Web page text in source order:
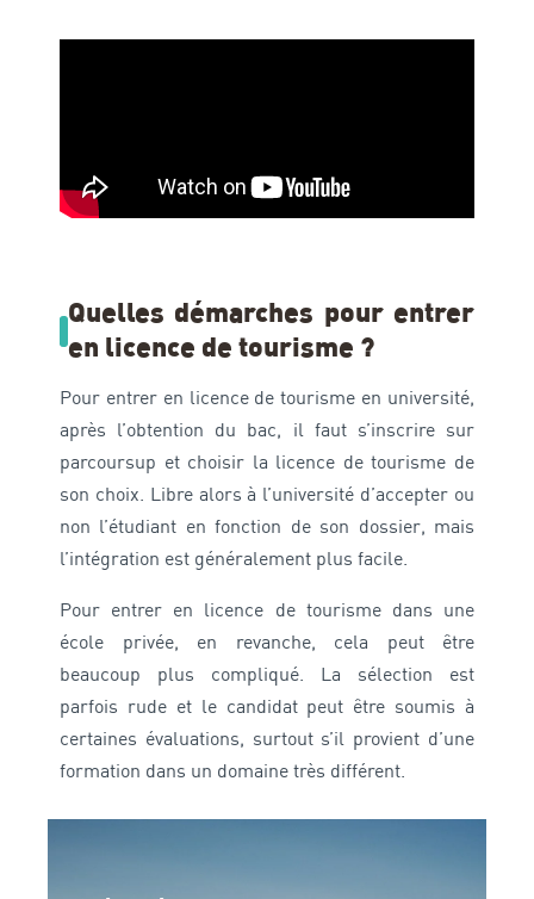
Quelles démarches pour entrer
en licence de tourisme ?
Pour entrer en licence de tourisme en université,
après l’obtention du bac, il faut s’inscrire sur
parcoursup et choisir la licence de tourisme de
son choix. Libre alors à l’université d’accepter ou
non l’étudiant en fonction de son dossier, mais
l’intégration est généralement plus facile.
Pour entrer en licence de tourisme dans une
école privée, en revanche, cela peut être
beaucoup plus compliqué. La sélection est
parfois rude et le candidat peut être soumis à
certaines évaluations, surtout s’il provient d’une
formation dans un domaine très différent.